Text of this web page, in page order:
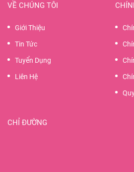
VỀ CHÚNG TÔI
Giới Thiệu
Tin Tức
Tuyển Dụng
Liên Hệ
CHỈ ĐƯỜNG